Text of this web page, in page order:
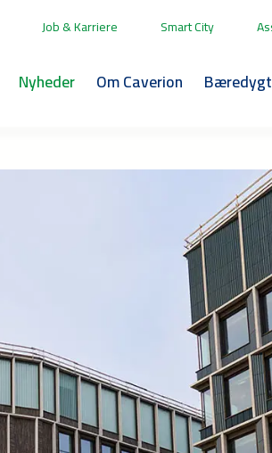
Job & Karriere Smart City
Nyheder Om Caverion